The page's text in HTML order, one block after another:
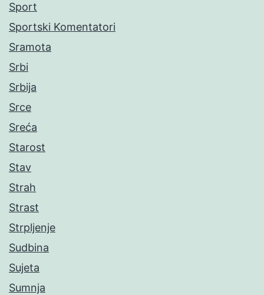
Sport
Sportski Komentatori
Sramota
Srbi
Srbija
Srce
Sreća
Starost
Stav
Strah
Strast
Strpljenje
Sudbina
Sujeta
Sumnja